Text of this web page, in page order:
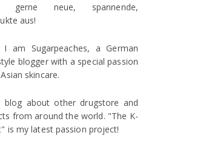
gerne neue, spannende,
aus!
I am Sugarpeaches, a German
blogger with a special passion
skincare.
blog about other drugstore and
from around the world. "The K-
is my latest passion project!